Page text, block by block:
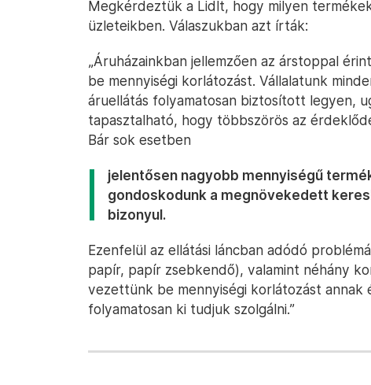
Megkérdeztük a Lidlt, hogy milyen
üzleteikben. Válaszukban azt írták:
„Áruházainkban jellemzően az árstoppal
be mennyiségi korlátozást. Vállalatunk
áruellátás folyamatosan biztosított legyen,
tapasztalható, hogy többszörös az
Bár sok esetben
jelentősen nagyobb mennyiségű
gondoskodunk a megnövekedett
bizonyul.
Ezenfelül az ellátási láncban adódó
papír, papír zsebkendő), valamint néhány
vezettünk be mennyiségi korlátozást annak
folyamatosan ki tudjuk szolgálni.”